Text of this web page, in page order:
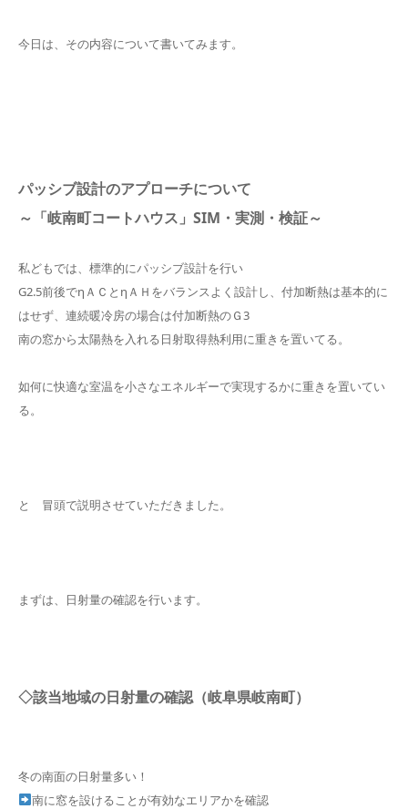
今日は、その内容について書いてみます。
パッシブ設計のアプローチについて
～「岐南町コートハウス」SIM・実測・検証～
私どもでは、標準的にパッシブ設計を行い
G2.5前後でηＡＣとηＡＨをバランスよく設計し、付加断熱は基本的に
はせず、連続暖冷房の場合は付加断熱のＧ3
南の窓から太陽熱を入れる日射取得熱利用に重きを置いてる。
如何に快適な室温を小さなエネルギーで実現するかに重きを置いてい
る。
と 冒頭で説明させていただきました。
まずは、日射量の確認を行います。
◇該当地域の日射量の確認（岐阜県岐南町）
冬の南面の日射量多い！
南に窓を設けることが有効なエリアかを確認